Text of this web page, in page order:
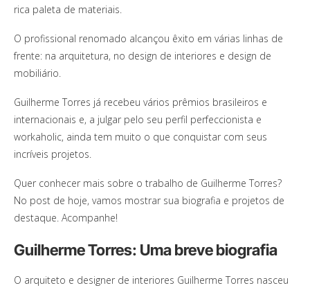
rica paleta de materiais.
O profissional renomado alcançou êxito em várias linhas de
frente: na arquitetura, no design de interiores e design de
mobiliário.
Guilherme Torres já recebeu vários prêmios brasileiros e
internacionais e, a julgar pelo seu perfil perfeccionista e
workaholic, ainda tem muito o que conquistar com seus
incríveis projetos.
Quer conhecer mais sobre o trabalho de Guilherme Torres?
No post de hoje, vamos mostrar sua biografia e projetos de
destaque. Acompanhe!
Guilherme Torres: Uma breve biografia
O arquiteto e designer de interiores Guilherme Torres nasceu